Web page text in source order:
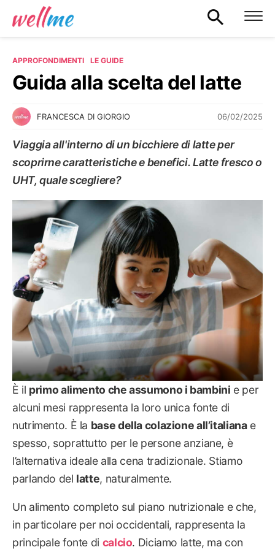
APPROFONDIMENTI LE GUIDE
Guida alla scelta del latte
FRANCESCA DI GIORGIO 06/02/2025
Viaggia all'interno di un bicchiere di latte per
scoprirne caratteristiche e benefici. Latte fresco o
UHT, quale scegliere?
LE GUIDE
È il primo alimento che assumono i bambini e per
alcuni mesi rappresenta la loro unica fonte di
nutrimento. È la base della colazione all’italianae
spesso, soprattutto per le persone anziane, è
l’alternativa ideale alla cena tradizionale. Stiamo
parlando del latte, naturalmente.
Un alimento completo sul piano nutrizionale e che,
in particolare per noi occidentali, rappresenta la
principale fonte di calcio. Diciamo latte, ma con